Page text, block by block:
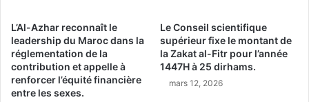
L’Al-Azhar reconnaît le
leadership du Maroc dans la
réglementation de la
contribution et appelle à
renforcer l’équité financière
entre les sexes.
Le Conseil scientifique
supérieur fixe le montant de
la Zakat al-Fitr pour l’année
1447H à 25 dirhams.
mars 12, 2026